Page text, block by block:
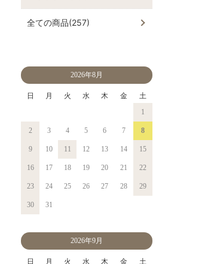
全ての商品(257)
2026年8月
日 月 火 水 木 金
土
1
2 3 4 5 6 7 8
9 10 11 12 13 14 15
16 17 18 19 20 21 22
23 24 25 26 27 28 29
30 31
2026年9月
日 月 火 水 木 金
土